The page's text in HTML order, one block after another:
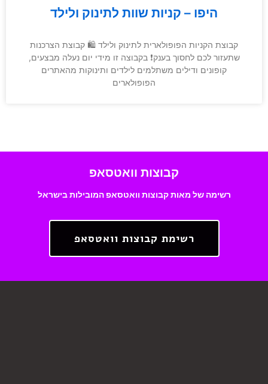
היפו – קניות שוות לתינוק ולילד
קבוצת הקניות הפופולארית לתינוק ולילד 🛍 קבוצת הצרכנות
שתעזור לכם לחסוך בענק❗️ בקבוצה זו מידי יום נעלה מבצעים,
קופונים ודילים משתלמים לילדים ותינוקות מהאתרים
הפופולארים
קבוצות וואטסאפ
רשימה של מאות קבוצות וואטסאפ המובילות בישראל
רשימת קבוצות וואטסאפ